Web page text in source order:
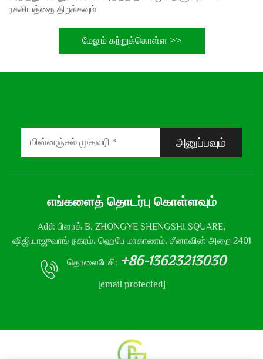
ரகசியத்தை திறக்கவும்
மேலும் கற்றுக்கொள்ள >>
அனுப்பவும்
எங்களைத் தொடர்பு கொள்ளவும்
Add: பிளாக் B, ZHONGYE SHENGSHI SQUARE,
ஷிஜியாஜுவாங் நகரம், ஹெபே மாகாணம், சீனாவின் அறை 2401
தொலைபேசி: +86-13623213030
[email protected]